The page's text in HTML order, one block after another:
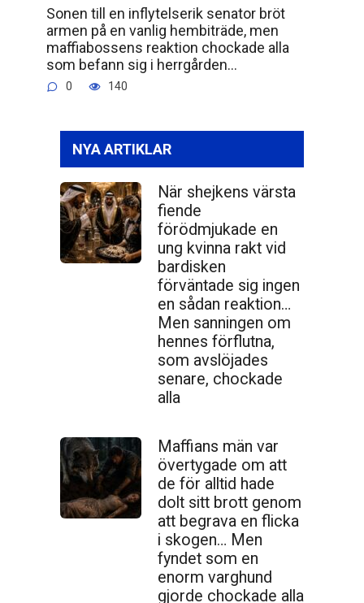
Sonen till en inflytelserik senator bröt
armen på en vanlig hembiträde, men
maffiabossens reaktion chockade alla
som befann sig i herrgården…
0 140
NYA ARTIKLAR
När shejkens värsta
fiende
förödmjukade en
ung kvinna rakt vid
bardisken
förväntade sig ingen
en sådan reaktion…
Men sanningen om
hennes förflutna,
som avslöjades
senare, chockade
alla
Maffians män var
övertygade om att
de för alltid hade
dolt sitt brott genom
att begrava en flicka
i skogen… Men
fyndet som en
enorm varghund
gjorde chockade alla